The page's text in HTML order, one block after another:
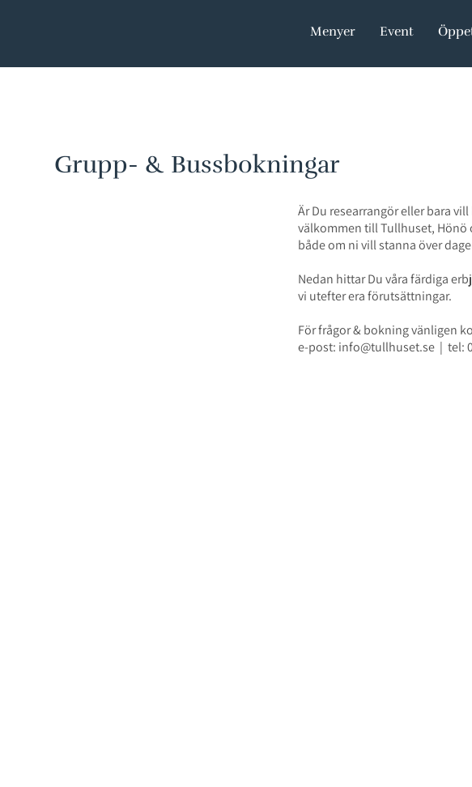
Menyer Event
Är Du researrangör eller bara
välkommen till Tullhuset, Hönö
både om ni vill stanna över
Nedan hittar Du våra färdiga
vi utefter era förutsättningar.
För frågor & bokning vänligen
e-post: info@tullhuset.se | tel:
Grupp- & Bussbokningar